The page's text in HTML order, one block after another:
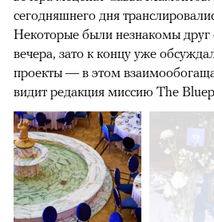
сегодняшнего дня
Некоторые были незнакомы друг
вечера, зато к концу уже
проекты — в этом
видит редакция миссию The